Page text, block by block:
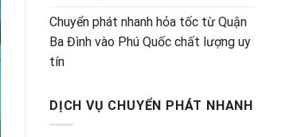
Chuyển phát nhanh hỏa tốc từ Quận
Ba Đình vào Phú Quốc chất lượng uy
tín
DỊCH VỤ CHUYỂN PHÁT NHANH